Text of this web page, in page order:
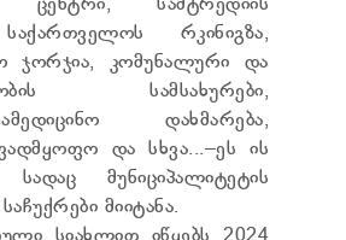
ᲐᲜᲒᲐᲠᲘᲨᲘ
ᲛᲝᲗᲮᲝᲕᲜᲐ
ᲓᲐᲪᲕᲘᲡ
ცენტრი, სამტრედიის
რკინიგზა,
ჯორჯია, კომუნალური და
სამსახურები,
დახმარება,
და სხვა...–ეს ის
სადაც მუნიციპალიტეტის
მიიტანა.